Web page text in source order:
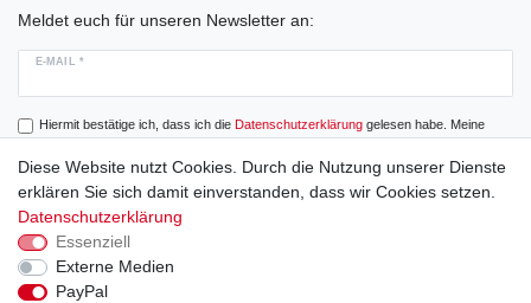
Meldet euch für unseren Newsletter an:
E-MAIL *
Hiermit bestätige ich, dass ich die Daten­schutz­erklärunggelesen habe. Meine
Einwilligung kann ich jederzeit widerrufen.
Abonnieren
Widerrufs­recht
Diese Website nutzt Cookies. Durch die Nutzung unserer Dienste
erklären Sie sich damit einverstanden, dass wir Cookies setzen.
Datenschutzerklärung
Essenziell
Externe Medien
PayPal